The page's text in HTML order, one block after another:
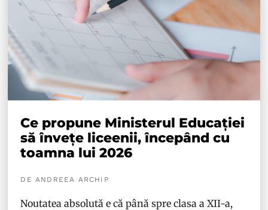
Ce propune Ministerul Educației
să învețe liceenii, începând cu
toamna lui 2026
DE ANDREEA ARCHIP
Noutatea absolută e că până spre clasa a XII-a,